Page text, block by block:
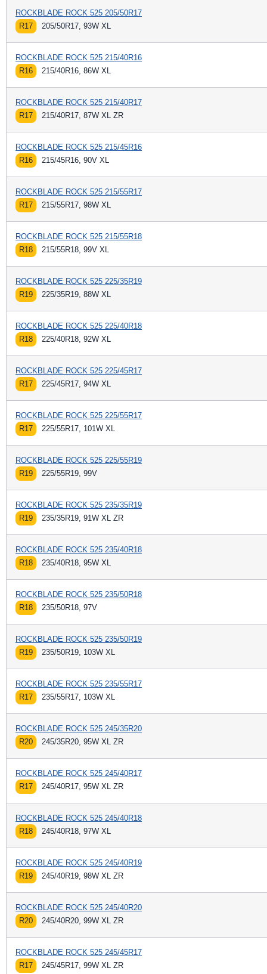
ROCKBLADE ROCK 525 205/50R17
R17
205/50R17, 93W XL
ROCKBLADE ROCK 525 215/40R16
R16
215/40R16, 86W XL
ROCKBLADE ROCK 525 215/40R17
R17
215/40R17, 87W XL ZR
ROCKBLADE ROCK 525 215/45R16
R16
215/45R16, 90V XL
ROCKBLADE ROCK 525 215/55R17
R17
215/55R17, 98W XL
ROCKBLADE ROCK 525 215/55R18
R18
215/55R18, 99V XL
ROCKBLADE ROCK 525 225/35R19
R19
225/35R19, 88W XL
ROCKBLADE ROCK 525 225/40R18
R18
225/40R18, 92W XL
ROCKBLADE ROCK 525 225/45R17
R17
225/45R17, 94W XL
ROCKBLADE ROCK 525 225/55R17
R17
225/55R17, 101W XL
ROCKBLADE ROCK 525 225/55R19
R19
225/55R19, 99V
ROCKBLADE ROCK 525 235/35R19
R19
235/35R19, 91W XL ZR
ROCKBLADE ROCK 525 235/40R18
R18
235/40R18, 95W XL
ROCKBLADE ROCK 525 235/50R18
R18
235/50R18, 97V
ROCKBLADE ROCK 525 235/50R19
R19
235/50R19, 103W XL
ROCKBLADE ROCK 525 235/55R17
R17
235/55R17, 103W XL
ROCKBLADE ROCK 525 245/35R20
R20
245/35R20, 95W XL ZR
ROCKBLADE ROCK 525 245/40R17
R17
245/40R17, 95W XL ZR
ROCKBLADE ROCK 525 245/40R18
R18
245/40R18, 97W XL
ROCKBLADE ROCK 525 245/40R19
R19
245/40R19, 98W XL ZR
ROCKBLADE ROCK 525 245/40R20
R20
245/40R20, 99W XL ZR
ROCKBLADE ROCK 525 245/45R17
R17
245/45R17, 99W XL ZR